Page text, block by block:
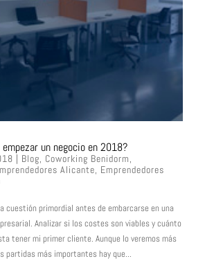
un negocio en 2018?
Blog, Coworking Benidorm,
Alicante, Emprendedores
cuestión primordial antes de embarcarse en una
Analizar si los costes son viables y cuánto
tener mi primer cliente. Aunque lo veremos más
partidas más importantes hay que...